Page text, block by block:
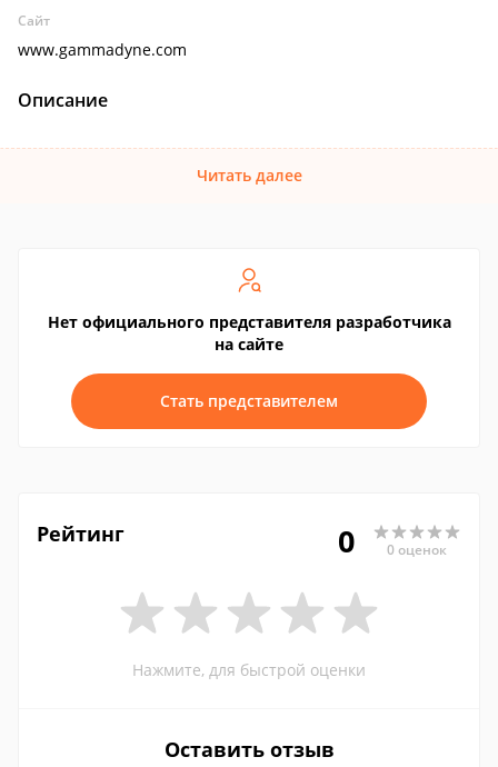
Сайт
www.gammadyne.com
Описание
Читать далее
Нет официального представителя разработчика
на сайте
Стать представителем
Рейтинг 0 0 оценок
Нажмите, для быстрой оценки
Оставить отзыв